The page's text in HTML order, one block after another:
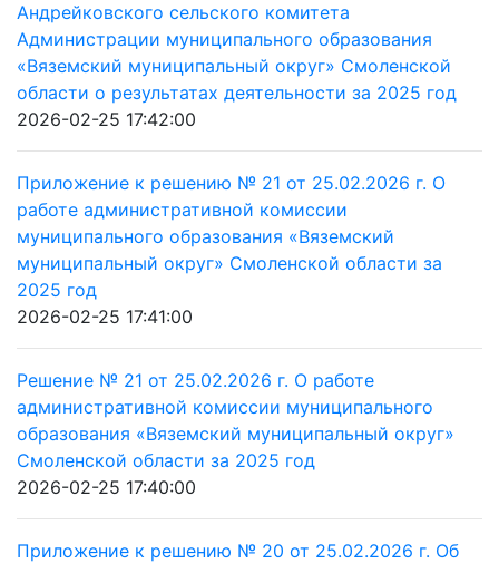
Андрейковского сельского комитета
Администрации муниципального образования
«Вяземский муниципальный округ» Смоленской
области о результатах деятельности за 2025 год
2026-02-25 17:42:00
Приложение к решению № 21 от 25.02.2026 г. О
работе административной комиссии
муниципального образования «Вяземский
муниципальный округ» Смоленской области за
2025 год
2026-02-25 17:41:00
Решение № 21 от 25.02.2026 г. О работе
административной комиссии муниципального
образования «Вяземский муниципальный округ»
Смоленской области за 2025 год
2026-02-25 17:40:00
Приложение к решению № 20 от 25.02.2026 г. Об